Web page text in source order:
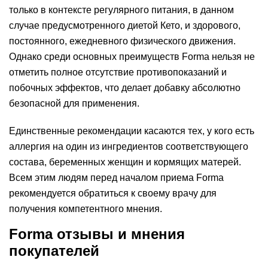
только в контексте регулярного питания, в данном
случае предусмотренного диетой Кето, и здорового,
постоянного, ежедневного физического движения.
Однако среди основных преимуществ Forma нельзя не
отметить полное отсутствие противопоказаний и
побочных эффектов, что делает добавку абсолютно
безопасной для применения.
Единственные рекомендации касаются тех, у кого есть
аллергия на один из ингредиентов соответствующего
состава, беременных женщин и кормящих матерей.
Всем этим людям перед началом приема Forma
рекомендуется обратиться к своему врачу для
получения компетентного мнения.
Forma отзывы и мнения
покупателей